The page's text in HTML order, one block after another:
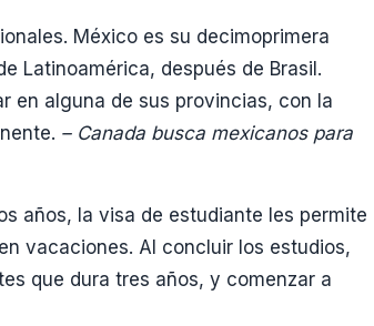
México es su decimoprimera
Latinoamérica, después de Brasil.
en alguna de sus provincias, con la
– Canada busca mexicanos para
años, la visa de estudiante les permite
vacaciones. Al concluir los estudios,
que dura tres años, y comenzar a